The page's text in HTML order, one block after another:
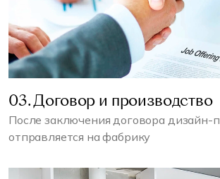
03. Договор и производство
После заключения договора дизайн-
отправляется на фабрику